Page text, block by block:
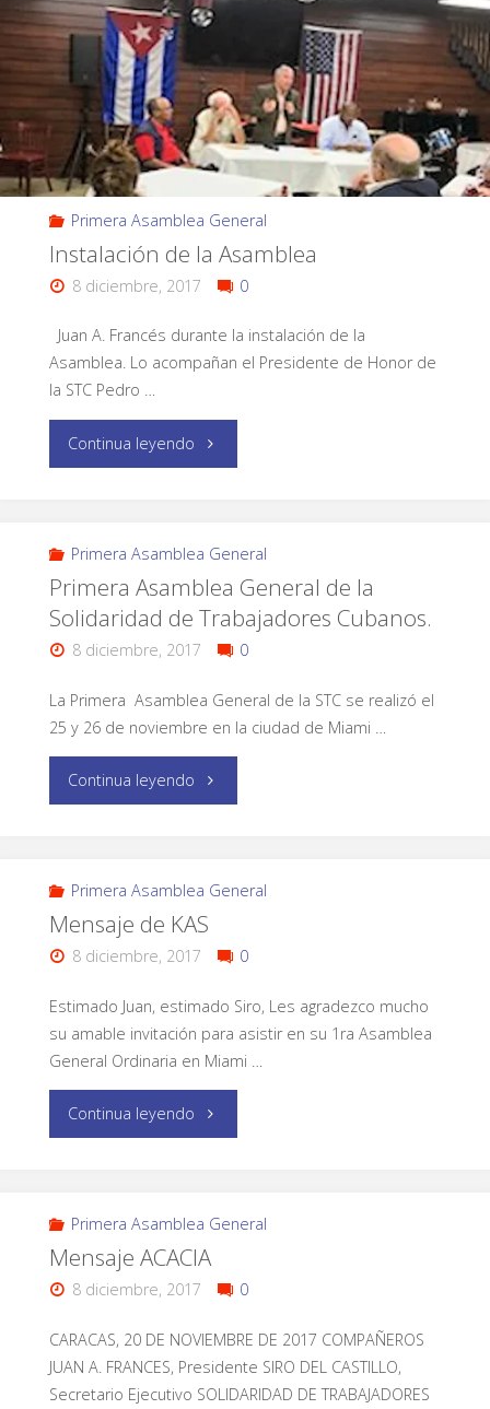
Primera Asamblea General
Instalación de la Asamblea
8 diciembre, 2017 0
Juan A. Francés durante la instalación de la
Asamblea. Lo acompañan el Presidente de Honor de
la STC Pedro …
Continua leyendo
Primera Asamblea General
Primera Asamblea General de la
Solidaridad de Trabajadores Cubanos.
8 diciembre, 2017 0
La Primera Asamblea General de la STC se realizó el
25 y 26 de noviembre en la ciudad de Miami …
Continua leyendo
Primera Asamblea General
Mensaje de KAS
8 diciembre, 2017 0
Estimado Juan, estimado Siro, Les agradezco mucho
su amable invitación para asistir en su 1ra Asamblea
General Ordinaria en Miami …
Continua leyendo
Primera Asamblea General
Mensaje ACACIA
8 diciembre, 2017 0
CARACAS, 20 DE NOVIEMBRE DE 2017 COMPAÑEROS
JUAN A. FRANCES, Presidente SIRO DEL CASTILLO,
Secretario Ejecutivo SOLIDARIDAD DE TRABAJADORES